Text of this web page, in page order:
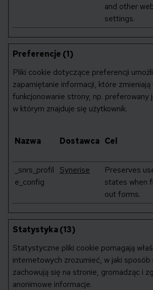
and other
settings.
Preferencje (1)
Pliki cookie dotyczące preferencji
zapamiętanie informacji, które zmieniają
funkcjonowanie strony, np. preferowany
w którym znajduje się użytkownik.
Nazwa Dostawca Cel
_snrs_profil
e_config
Synerise
Preserves
states when
out forms.
Statystyka (13)
Statystyczne pliki cookie pomagają
internetowych zrozumieć, w jaki sposób
zachowują się na stronie, gromadząc i
anonimowe informacje.